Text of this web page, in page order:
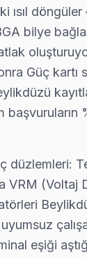
duvar
gizli
ses sistemi
ekran ağ
ekran
ısıl
bilye
Güç kartı
başvuruların
düzlemleri:
VRM (Voltaj
eşiği